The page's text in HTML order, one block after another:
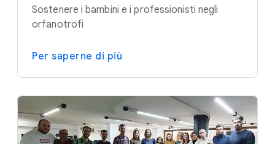
Sostenere i bambini e i professionisti negli
orfanotrofi
Per saperne di più